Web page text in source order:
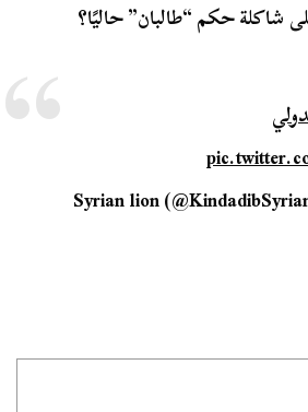
شاكلة حكم “طالبان” حاليًا؟